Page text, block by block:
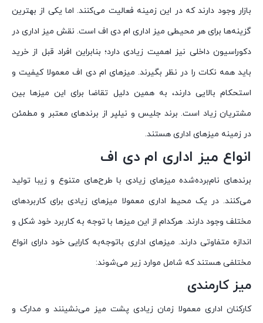
بازار وجود دارند که در این زمینه فعالیت می‌کنند. اما یکی از بهترین
گزینه‌ها برای هر محیطی میز اداری ام دی اف است. نقش میز اداری در
دکوراسیون داخلی نیز اهمیت زیادی دارد؛ بنابراین افراد قبل از خرید
باید همه نکات را در نظر بگیرند. میزهای ام دی اف معمولا کیفیت و
استحکام بالایی دارند، به همین دلیل تقاضا برای این میزها بین
مشتریان زیاد است. برند جلیس و نیلپر از برندهای معتبر و مطمئن
در زمینه میزهای اداری هستند.
انواع میز اداری ام دی اف
برندهای نام‌برده‌شده میزهای زیادی با طرح‌های متنوع و زیبا تولید
می‌کنند. در یک محیط اداری معمولا میزهای زیادی برای کاربردهای
مختلف وجود دارند. هرکدام از این میزها با توجه به کاربرد خود شکل و
اندازه متفاوتی دارند. میزهای اداری باتوجه‌به کارایی خود دارای انواع
مختلفی هستند که شامل موارد زیر می‌شوند:
میز کارمندی
کارکنان اداری معمولا زمان زیادی پشت میز می‌نشینند و مدارک و